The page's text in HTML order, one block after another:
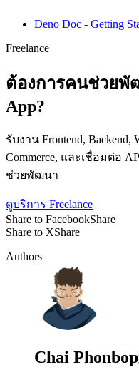
Deno Doc - Getting
Freelance
ต้องการคนช่วยพั
App?
รับงาน Frontend,
Commerce, และเชื่อมต่อ
ช่วยพัฒนา
ดูบริการ Freelance
Share to FacebookShare
Share to XShare
Authors
Chai